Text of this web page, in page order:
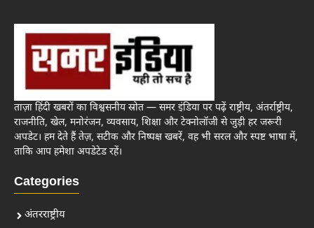
ताज़ा हिंदी खबरों का विश्वसनीय स्रोत — समर इंडिया पर पढ़ें राष्ट्रीय, अंतर्राष्ट्रीय,
राजनीति, खेल, मनोरंजन, व्यवसाय, शिक्षा और टेक्नोलॉजी से जुड़ी हर जरूरी
अपडेट। हम देते हैं तेज़, सटीक और निष्पक्ष खबरें, वह भी सरल और स्पष्ट भाषा में,
ताकि आप हमेशा अपडेटेड रहें।
Categories
अंतरराष्ट्रीय